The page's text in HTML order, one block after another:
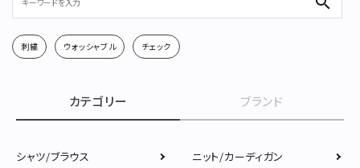
刺繍 ウォッシャブル チェック
カテゴリー ブランド
シャツ/ブラウス ニット/カーディガン